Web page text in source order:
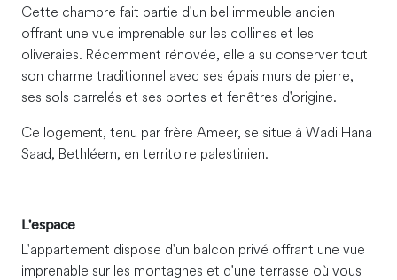
Cette chambre fait partie d'un bel immeuble ancien
offrant une vue imprenable sur les collines et les
oliveraies. Récemment rénovée, elle a su conserver tout
son charme traditionnel avec ses épais murs de pierre,
ses sols carrelés et ses portes et fenêtres d'origine.
Ce logement, tenu par frère Ameer, se situe à Wadi Hana
Saad, Bethléem, en territoire palestinien.
L'espace
L'appartement dispose d'un balcon privé offrant une vue
imprenable sur les montagnes et d'une terrasse où vous